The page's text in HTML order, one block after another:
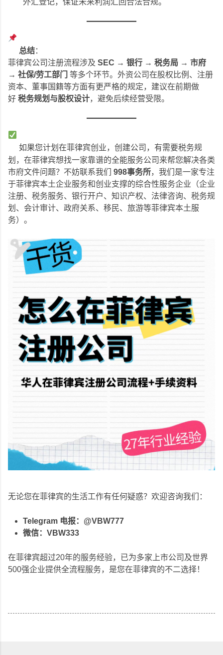
外汇登记，保证未来利润汇回合法合规。
总结：
菲律宾公司注册流程涉及 SEC → 银行 → 税务局 → 市府
→ 社保/劳工部门
等多个环节。外资公司在股权比例、注册
资本、董事国籍等方面有更严格的规定，建议在前期做
好 税务规划与股权设计，避免后续经营受限。
如果您计划在菲律宾创业，创建公司，有需要税务规
划，在菲律宾想找一家靠谱的全能服务公司来帮您解决各类
市府文件问题？不妨联系我们 998事务所，我们是一家专注
于菲律宾本土企业服务和创业支撑的综合性服务企业（企业
注册、税务服务、银行开户、知识产权、法律咨询、税务规
划、会计审计、政府关系、移民、旅游等菲律宾本土服
务）。
无论您在菲律宾的生活工作有任何疑惑？欢迎咨询我们：
Telegram 电报：@VBW777
微信：VBW333
在菲律宾超过20年的服务经验，已为多家上市公司及世界
500强企业提供全流程服务，是您在菲律宾的不二选择！